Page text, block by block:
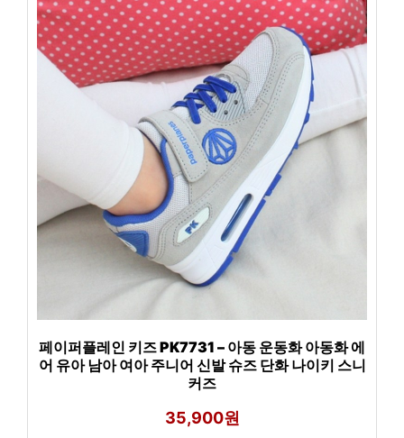
페이퍼플레인 키즈 PK7731 – 아동 운동화 아동화 에
어 유아 남아 여아 주니어 신발 슈즈 단화 나이키 스니
커즈
35,900원